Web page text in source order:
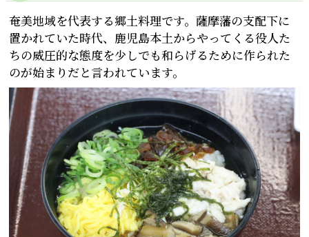
奄美地域を代表する郷土料理です。薩摩藩の支配下に
置かれていた時代、鹿児島本土からやってくる役人た
ちの威圧的な態度を少しでも和らげるために作られた
のが始まりだと言われています。